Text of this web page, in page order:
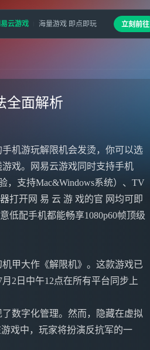
全面解析
机游玩解限机会发烫，你可以选
戏。网易云游戏同时支持手机
，支持Mac&Windows系统）、TV
打开网 易 云 游 戏的官 网均可即
低配手机都能畅享1080p60帧顶级
甲大作《解限机》。这款游戏已
2日中午12点在所有平台同步上
数字化管理。然而，隐藏在虚拟
戏中，玩家将扮演反抗军的一
易云游戏 海量游戏 即点即玩 立刻前往